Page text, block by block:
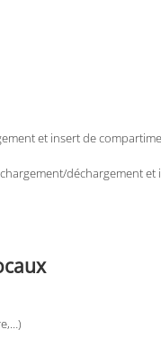
et insert de
déchargement